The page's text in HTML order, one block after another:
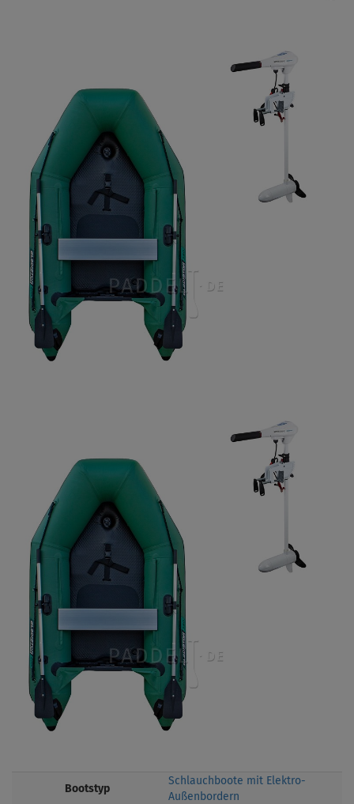
Bootstyp
Schlauchboote mit Elektro-
Außenbordern